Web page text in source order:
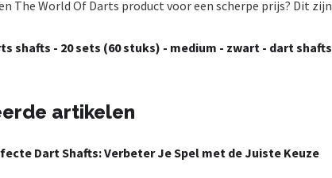
The World Of Darts product voor een scherpe prijs? Dit
shafts - 20 sets (60 stuks) - medium - zwart - dart
artikelen
Dart Shafts: Verbeter Je Spel met de Juiste Keuze